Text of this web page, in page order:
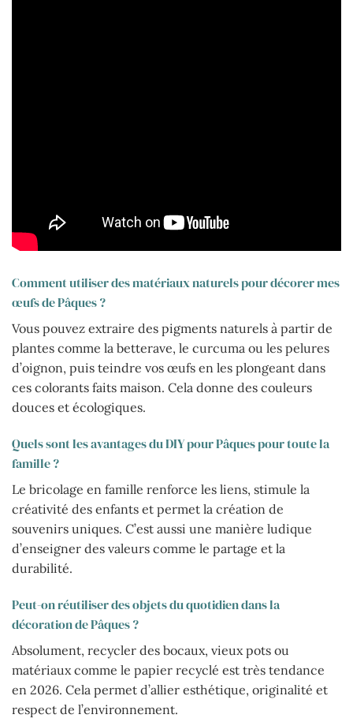
Comment utiliser des matériaux naturels pour décorer mes
œufs de Pâques ?
Vous pouvez extraire des pigments naturels à partir de
plantes comme la betterave, le curcuma ou les pelures
d’oignon, puis teindre vos œufs en les plongeant dans
ces colorants faits maison. Cela donne des couleurs
douces et écologiques.
Quels sont les avantages du DIY pour Pâques pour toute la
famille ?
Le bricolage en famille renforce les liens, stimule la
créativité des enfants et permet la création de
souvenirs uniques. C’est aussi une manière ludique
d’enseigner des valeurs comme le partage et la
durabilité.
Peut-on réutiliser des objets du quotidien dans la
décoration de Pâques ?
Absolument, recycler des bocaux, vieux pots ou
matériaux comme le papier recyclé est très tendance
en 2026. Cela permet d’allier esthétique, originalité et
respect de l’environnement.